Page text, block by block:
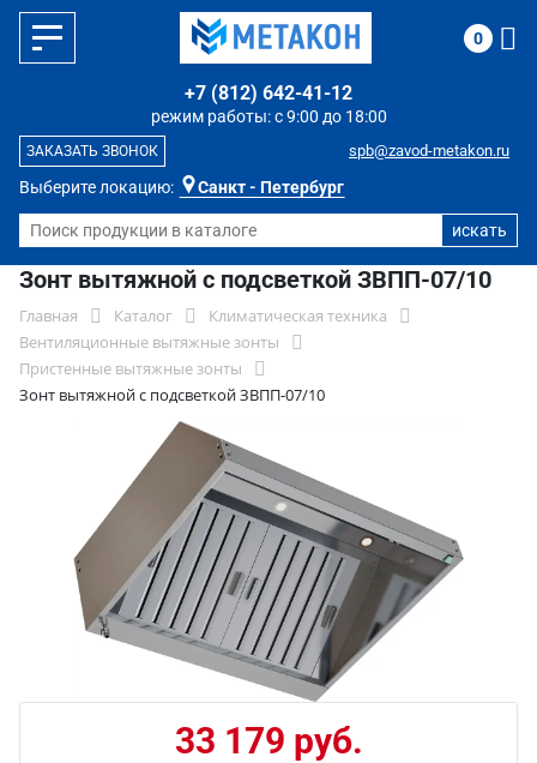
Выберите локацию: Санкт - Петербург
режим работы: с 9:00 до 18:00
+7 (812) 642-41-12
spb@zavod-metakon.ru
ЗАКАЗАТЬ ЗВОНОК
0
Зонт вытяжной с подсветкой ЗВПП-07/10
Главная Каталог
Климатическая техника
Вентиляционные вытяжные зонты
Пристенные вытяжные зонты
Зонт вытяжной с подсветкой ЗВПП-07/10
33 179 руб.